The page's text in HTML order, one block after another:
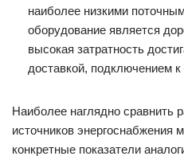
наиболее низкими
оборудование является
высокая затратность
доставкой, подключением
Наиболее наглядно сравнить
источников энергоснабжения
конкретные показатели